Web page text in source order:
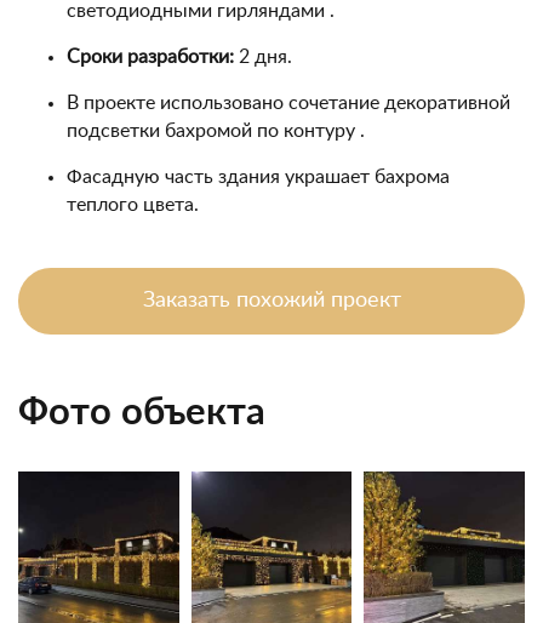
светодиодными гирляндами .
Сроки разработки: 2 дня.
В проекте использовано сочетание декоративной
подсветки бахромой по контуру .
Фасадную часть здания украшает бахрома
теплого цвета.
Заказать похожий проект
Фото объекта